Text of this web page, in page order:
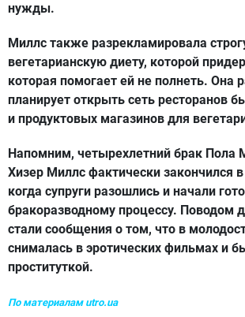
нужды.
Миллс также разрекламировала
вегетарианскую диету, которой
которая помогает ей не полнеть. Она
планирует открыть сеть ресторанов
и продуктовых магазинов для
Напомним, четырехлетний брак Пола
Хизер Миллс фактически закончился
когда супруги разошлись и начали
бракоразводному процессу. Поводом
стали сообщения о том, что в
снималась в эротических фильмах и
проституткой.
По материалам utro.ua